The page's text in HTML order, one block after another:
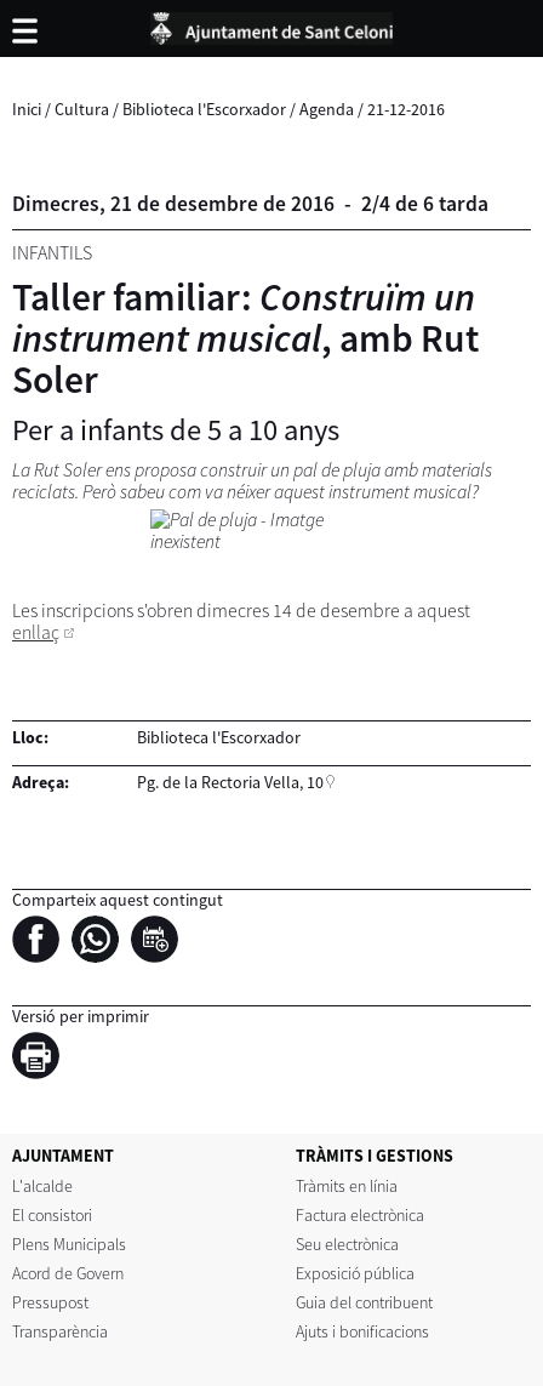
Inici /Cultura / Biblioteca l'Escorxador /Agenda /21-12-2016
Dimecres, 21 dedesembrede2016 - 2/4 de 6 tarda
INFANTILS
Taller familiar: Construïm un
instrument musical, amb Rut
Soler
Per a infants de 5 a 10 anys
La Rut Soler ens proposa construir un pal de pluja amb materials
reciclats. Però sabeu com va néixer aquest instrument musical?
Les inscripcions s'obren dimecres 14 de desembre a aquest
enllaç
Lloc: Biblioteca l'Escorxador
Adreça: Pg. de la Rectoria Vella, 10
Comparteix aquest contingut
Versió per imprimir
AJUNTAMENT
L'alcalde
El consistori
Plens Municipals
Acord de Govern
Pressupost
Transparència
TRÀMITS I GESTIONS
Tràmits en línia
Factura electrònica
Seu electrònica
Exposició pública
Guia del contribuent
Ajuts i bonificacions